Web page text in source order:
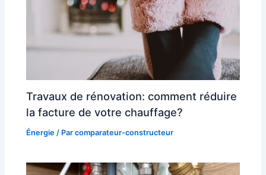
Travaux de rénovation: comment réduire
la facture de votre chauffage?
Énergie / Parcomparateur-constructeur